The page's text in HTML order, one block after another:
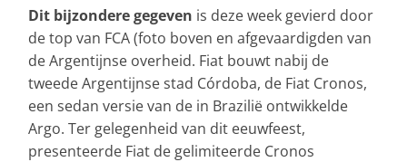
Dit bijzondere gegeven is deze week gevierd door
de top van FCA (foto boven en afgevaardigden van
de Argentijnse overheid. Fiat bouwt nabij de
tweede Argentijnse stad Córdoba, de Fiat Cronos,
een sedan versie van de in Brazilië ontwikkelde
Argo. Ter gelegenheid van dit eeuwfeest,
presenteerde Fiat de gelimiteerde Cronos